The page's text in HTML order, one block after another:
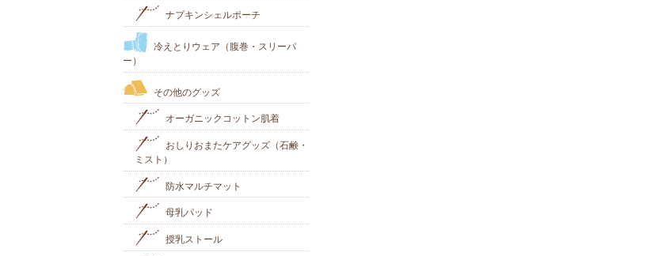
ナプキンシェルポーチ
冷えとりウェア（腹巻・スリーパ
ー）
その他のグッズ
オーガニックコットン肌着
おしりおまたケアグッズ（石鹸・
ミスト）
防水マルチマット
母乳パッド
授乳ストール